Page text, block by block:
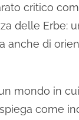
critico
delle
anche di
mondo in cui
come